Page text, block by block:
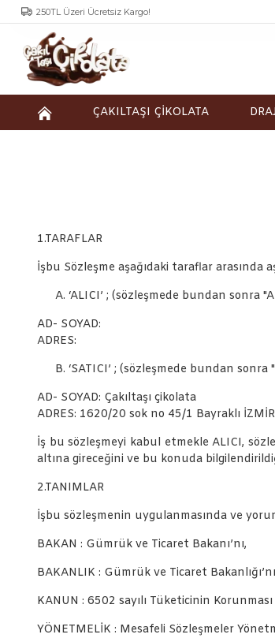
250TL Üzeri Ücretsiz Kargo!
ÇAKILTAŞI ÇİKOLATA
1.TARAFLAR
İşbu Sözleşme aşağıdaki taraflar arasında
‘ALICI’ ; (sözleşmede bundan sonra
AD- SOYAD:
ADRES:
‘SATICI’ ; (sözleşmede bundan sonra
AD- SOYAD: Çakıltaşı çikolata
ADRES: 1620/20 sok no 45/1 Bayraklı İZMİR
İş bu sözleşmeyi kabul etmekle ALICI,
altına gireceğini ve bu konuda
2.TANIMLAR
İşbu sözleşmenin uygulanmasında ve
BAKAN : Gümrük ve Ticaret Bakanı’nı,
BAKANLIK : Gümrük ve Ticaret
KANUN : 6502 sayılı Tüketicinin
YÖNETMELİK : Mesafeli Sözleşmeler